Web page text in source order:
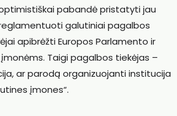
optimistiškai pabandė pristatyti jau
galutiniai pagalbos
apibrėžti Europos Parlamento ir
Taigi pagalbos tiekėjas –
ar parodą organizuojanti institucija
įmones“.